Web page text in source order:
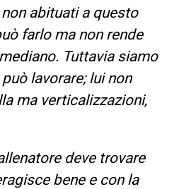
abituati a questo
farlo ma non rende
Tuttavia siamo
lavorare; lui non
ma verticalizzazioni,
deve trovare
bene e con la